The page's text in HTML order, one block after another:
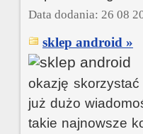
Data dodania: 26 08
sklep android »
okazję
już dużo
takie najnowsze